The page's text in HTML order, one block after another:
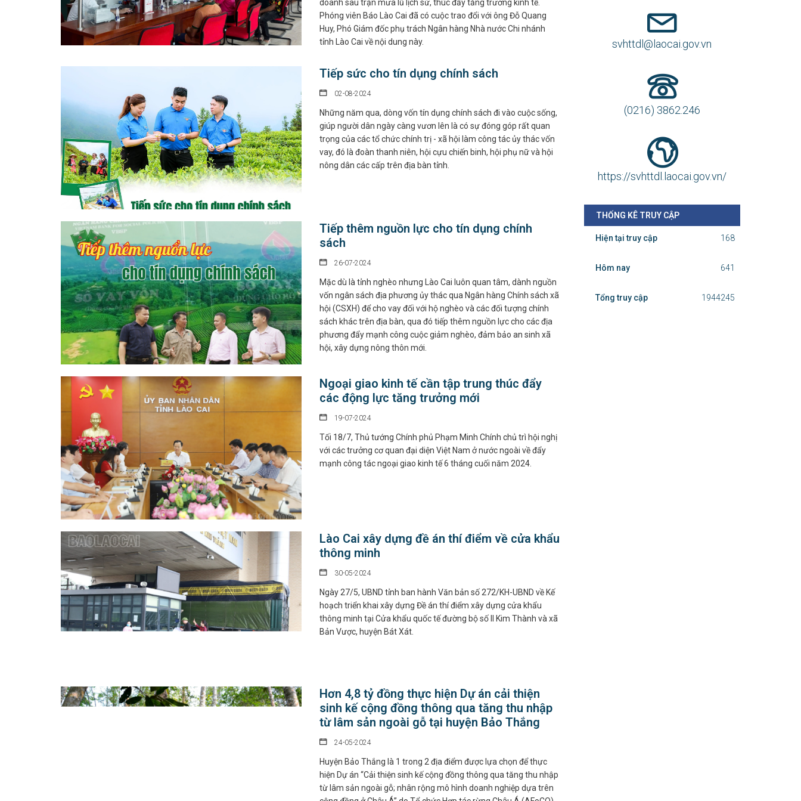
doanh sau trận mưa lũ lịch sử, thúc đẩy tăng trưởng kinh tế.
Phóng viên Báo Lào Cai đã có cuộc trao đổi với ông Đỗ Quang
Huy, Phó Giám đốc phụ trách Ngân hàng Nhà nước Chi nhánh
tỉnh Lào Cai về nội dung này.
Tiếp sức cho tín dụng chính sách
02-08-2024
Những năm qua, dòng vốn tín dụng chính sách đi vào cuộc sống,
giúp người dân ngày càng vươn lên là có sự đóng góp rất quan
trọng của các tổ chức chính trị - xã hội làm công tác ủy thác vốn
vay, đó là đoàn thanh niên, hội cựu chiến binh, hội phụ nữ và hội
nông dân các cấp trên địa bàn tỉnh.
Tiếp thêm nguồn lực cho tín dụng chính
sách
26-07-2024
Mặc dù là tỉnh nghèo nhưng Lào Cai luôn quan tâm, dành nguồn
vốn ngân sách địa phương ủy thác qua Ngân hàng Chính sách xã
hội (CSXH) để cho vay đối với hộ nghèo và các đối tượng chính
sách khác trên địa bàn, qua đó tiếp thêm nguồn lực cho các địa
phương đẩy mạnh công cuộc giảm nghèo, đảm bảo an sinh xã
hội, xây dựng nông thôn mới.
Ngoại giao kinh tế cần tập trung thúc đẩy
các động lực tăng trưởng mới
19-07-2024
Tối 18/7, Thủ tướng Chính phủ Phạm Minh Chính chủ trì hội nghị
với các trưởng cơ quan đại diện Việt Nam ở nước ngoài về đẩy
mạnh công tác ngoại giao kinh tế 6 tháng cuối năm 2024.
Lào Cai xây dựng đề án thí điểm về cửa khẩu
thông minh
30-05-2024
Ngày 27/5, UBND tỉnh ban hành Văn bản số 272/KH-UBND về Kế
hoạch triển khai xây dựng Đề án thí điểm xây dựng cửa khẩu
thông minh tại Cửa khẩu quốc tế đường bộ số II Kim Thành và xã
Bản Vược, huyện Bát Xát.
Hơn 4,8 tỷ đồng thực hiện Dự án cải thiện
sinh kế cộng đồng thông qua tăng thu nhập
từ lâm sản ngoài gỗ tại huyện Bảo Thắng
24-05-2024
Huyện Bảo Thắng là 1 trong 2 địa điểm được lựa chọn để thực
hiện Dự án “Cải thiện sinh kế cộng đồng thông qua tăng thu nhập
từ lâm sản ngoài gỗ; nhân rộng mô hình doanh nghiệp dựa trên
svhttdl@laocai.gov.vn
(0216) 3862.246
https://svhttdl.laocai.gov.vn/
THỐNG KÊ TRUY CẬP
Hiện tại truy cập 168
Hôm nay 641
Tổng truy cập 1944245